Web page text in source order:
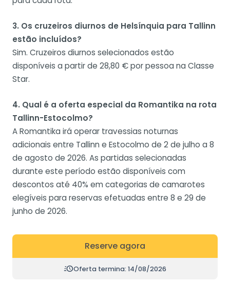
3. Os cruzeiros diurnos de Helsínquia para Tallinn
estão incluídos?
Sim. Cruzeiros diurnos selecionados estão
disponíveis a partir de 28,80 € por pessoa na Classe
Star.
4. Qual é a oferta especial da Romantika na rota
Tallinn-Estocolmo?
A Romantika irá operar travessias noturnas
adicionais entre Tallinn e Estocolmo de 2 de julho a 8
de agosto de 2026. As partidas selecionadas
durante este período estão disponíveis com
descontos até 40% em categorias de camarotes
elegíveis para reservas efetuadas entre 8 e 29 de
junho de 2026.
Reserve agora
Oferta termina: 14/08/2026